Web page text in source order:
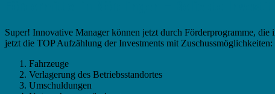
Super! Innovative Manager können jetzt durch Förderprogramme,
jetzt die TOP Aufzählung der Investments mit Zuschussmöglichkeiten:
Fahrzeuge
Verlagerung des Betriebsstandortes
Umschuldungen